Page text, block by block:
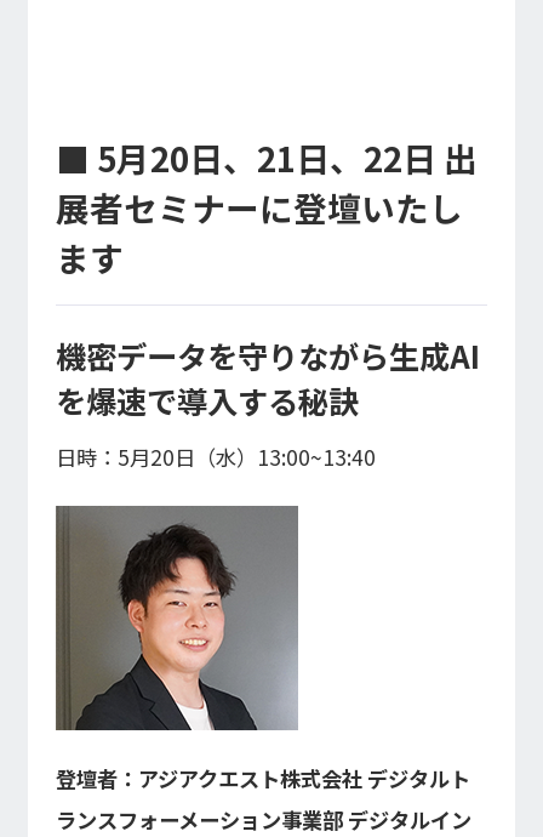
■ 5月20日、21日、22日 出
展者セミナーに登壇いたし
ます
機密データを守りながら生成AI
を爆速で導入する秘訣
日時：5月20日（水）13:00~13:40
登壇者：アジアクエスト株式会社 デジタルト
ランスフォーメーション事業部 デジタルイン